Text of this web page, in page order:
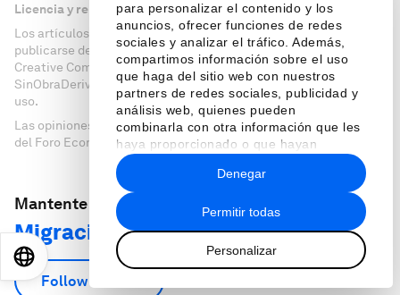
para personalizar el contenido y los
anuncios, ofrecer funciones de redes
sociales y analizar el tráfico. Además,
compartimos información sobre el uso
que haga del sitio web con nuestros
partners de redes sociales, publicidad y
análisis web, quienes pueden
combinarla con otra información que les
haya proporcionado o que hayan
recopilado a partir del uso que haya
hecho de sus servicios.
Permitir todas
Personalizar
Denegar
Licencia y republicación
Los artículos del Foro Económico Mundial pueden volver a
publicarse de acuerdo con la Licencia Pública Internacional
Creative Commons Reconocimiento-NoComercial-
SinObraDerivada 4.0, y de acuerdo con nuestras condiciones de
uso.
Las opiniones expresadas en este artículo son las del autor y no
del Foro Económico Mundial.
Mantente al día:
Migración
Follow
EN